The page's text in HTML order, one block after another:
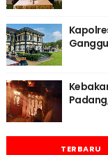
TERBARU